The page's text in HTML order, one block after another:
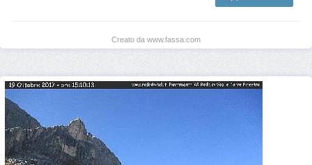
Creato da www.fassa.com